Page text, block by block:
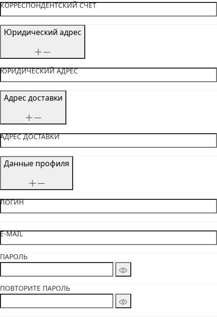
КОРРЕСПОНДЕНТСКИЙ СЧЕТ
Юридический адрес
ЮРИДИЧЕСКИЙ АДРЕС
Адрес доставки
АДРЕС ДОСТАВКИ
Данные профиля
ЛОГИН
E-MAIL
ПАРОЛЬ
ПОВТОРИТЕ ПАРОЛЬ